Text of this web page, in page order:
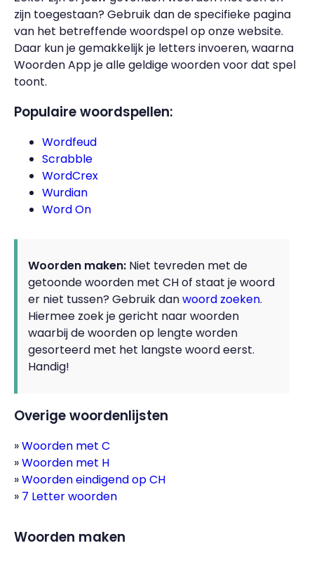
zijn toegestaan? Gebruik dan de specifieke pagina
van het betreffende woordspel op onze website.
Daar kun je gemakkelijk je letters invoeren, waarna
Woorden App je alle geldige woorden voor dat spel
toont.
Populaire woordspellen:
Wordfeud
Scrabble
WordCrex
Wurdian
Word On
Woorden maken: Niet tevreden met de
getoonde woorden met CH of staat je woord
er niet tussen? Gebruik danwoord zoeken.
Hiermee zoek je gericht naar woorden
waarbij de woorden op lengte worden
gesorteerd met het langste woord eerst.
Handig!
Overige woordenlijsten
Woorden met C
Woorden met H
Woorden eindigend op CH
7 Letter woorden
Woorden maken